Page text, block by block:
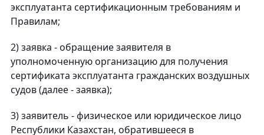
эксплуатанта сертификационным требованиям и
Правилам;
2) заявка - обращение заявителя в
уполномоченную организацию для получения
сертификата эксплуатанта гражданских воздушных
судов (далее - заявка);
3) заявитель - физическое или юридическое лицо
Республики Казахстан, обратившееся в